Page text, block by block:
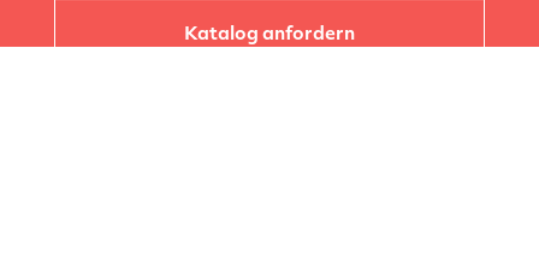
Katalog anfordern